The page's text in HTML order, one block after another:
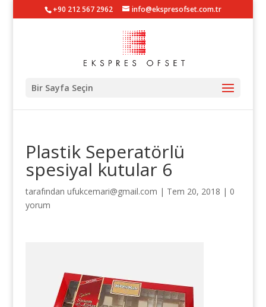
+90 212 567 2962 info@ekspresofset.com.tr
Bir Sayfa Seçin
Plastik Seperatörlü
spesiyal kutular 6
tarafından ufukcemari@gmail.com | Tem 20, 2018 | 0
yorum